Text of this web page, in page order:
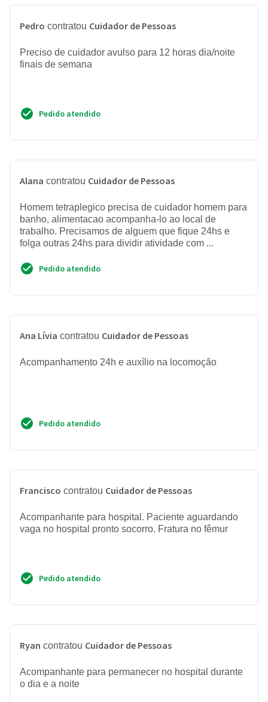
Pedro contratou Cuidador de Pessoas
Preciso de cuidador avulso para 12 horas dia/noite
finais de semana
Pedido atendido
Alana contratou Cuidador de Pessoas
Homem tetraplegico precisa de cuidador homem para
banho, alimentacao acompanha-lo ao local de
trabalho. Precisamos de alguem que fique 24hs e
folga outras 24hs para dividir atividade com ...
Pedido atendido
Ana Lívia contratou Cuidador de Pessoas
Acompanhamento 24h e auxílio na locomoção
Pedido atendido
Francisco contratou Cuidador de Pessoas
Acompanhante para hospital. Paciente aguardando
vaga no hospital pronto socorro. Fratura no fêmur
Pedido atendido
Ryan contratou Cuidador de Pessoas
Acompanhante para permanecer no hospital durante
o dia e a noite